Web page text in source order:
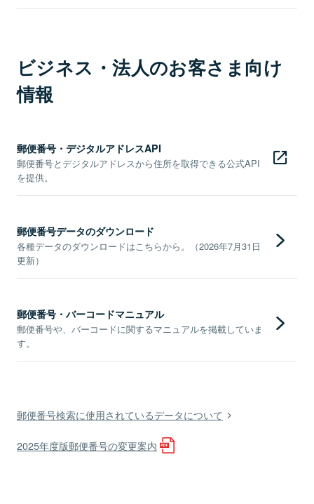
ビジネス・法人のお客さま向け
情報
郵便番号・デジタルアドレスAPI
郵便番号とデジタルアドレスから住所を取得できる公式API
を提供。
郵便番号データのダウンロード
各種データのダウンロードはこちらから。（2026年7月31日
更新）
郵便番号・バーコードマニュアル
郵便番号や、バーコードに関するマニュアルを掲載していま
す。
郵便番号検索に使用されているデータについて
2025年度版郵便番号の変更案内